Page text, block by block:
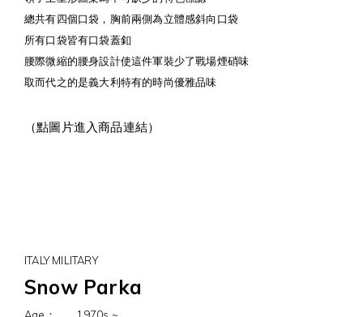
總共有四個口袋，胸前兩側為立體感斜向口袋
所有口袋皆有口袋蓋釦
腰際微縮的腰身設計使這件軍裝少了戰場煙硝味
取而代之的是義大利特有的時尚優雅品味
（點圖片進入商品連結）
ITALY MILITARY
Snow Parka